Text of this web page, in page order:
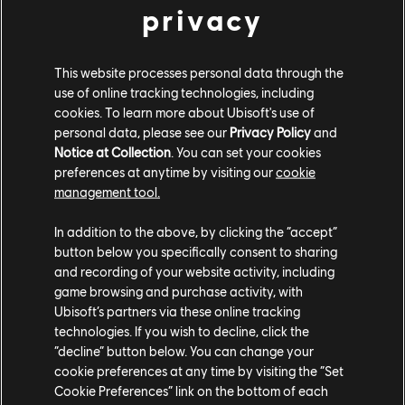
REGARDEZ LA BANDE-
ANNONCE DE LANCEMENT
REGARDER LA BANDE-ANNONCE
privacy
This website processes personal data through the
use of online tracking technologies, including
cookies. To learn more about Ubisoft's use of
personal data, please see our Privacy Policyand
Notice at Collection . You can set your cookies
preferences at anytime by visiting ourcookie
management tool.
In addition to the above, by clicking the “accept”
button below you specifically consent to sharing
and recording of your website activity, including
game browsing and purchase activity, with
Ubisoft’s partners via these online tracking
technologies. If you wish to decline, click the
“decline” button below. You can change your
cookie preferences at any time by visiting the “Set
Cookie Preferences” link on the bottom of each